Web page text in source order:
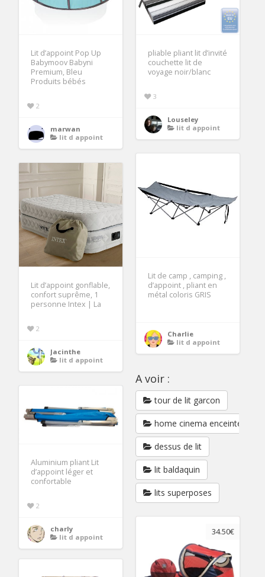
Lit d’appoint Pop Up
Babymoov Babyni
Premium, Bleu
Produits bébés
2
marwan
lit d appoint
pliable pliant lit d’invité
couchette lit de
voyage noir/blanc
3
Louseley
lit d appoint
Lit de camp , camping ,
d’appoint , pliant en
métal coloris GRIS
Charlie
lit d appoint
Lit d’appoint gonflable,
confort suprême, 1
personne Intex | La
2
Jacinthe
lit d appoint
A voir :
tour de lit garcon
home cinema enceintes
dessus de lit
lit baldaquin
lits superposes
Aluminium pliant Lit
d’appoint léger et
confortable
2
charly
lit d appoint
34.50€